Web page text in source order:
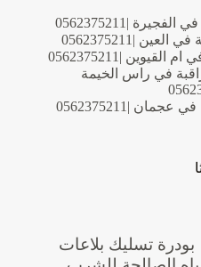
|0562375211
|0562375211
|0562375211
في راس الخيمة
|0562375211
بودرة تسليك بلاعات